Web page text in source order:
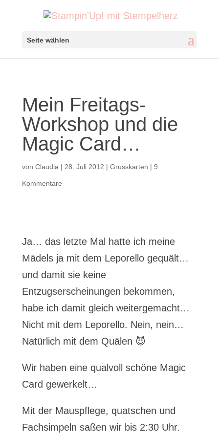
Seite wählen
Mein Freitags-
Workshop und die
Magic Card…
von Claudia | 28. Juli 2012 | Grusskarten | 9
Kommentare
Ja… das letzte Mal hatte ich meine
Mädels ja mit dem Leporello gequält…
und damit sie keine
Entzugserscheinungen bekommen,
habe ich damit gleich weitergemacht…
Nicht mit dem Leporello. Nein, nein…
Natürlich mit dem Quälen 😈
Wir haben eine qualvoll schöne Magic
Card gewerkelt…
Mit der Mauspflege, quatschen und
Fachsimpeln saßen wir bis 2:30 Uhr.